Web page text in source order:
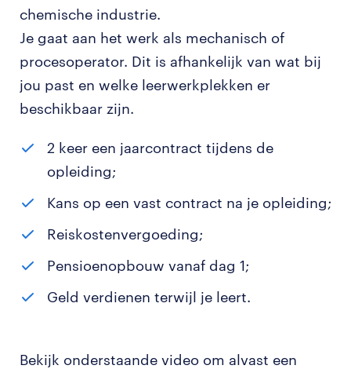
chemische industrie.
Je gaat aan het werk als mechanisch of
procesoperator. Dit is afhankelijk van wat bij
jou past en welke leerwerkplekken er
beschikbaar zijn.
2 keer een jaarcontract tijdens de
opleiding;
Kans op een vast contract na je opleiding;
Reiskostenvergoeding;
Pensioenopbouw vanaf dag 1;
Geld verdienen terwijl je leert.
Bekijk onderstaande video om alvast een